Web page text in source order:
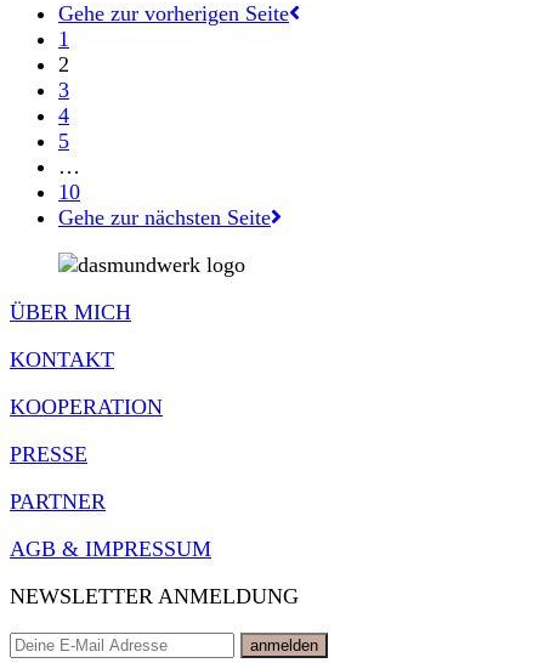
Gehe zur vorherigen Seite
1
2
3
4
5
…
10
Gehe zur nächsten Seite
ÜBER MICH
KONTAKT
KOOPERATION
PRESSE
PARTNER
AGB & IMPRESSUM
NEWSLETTER ANMELDUNG